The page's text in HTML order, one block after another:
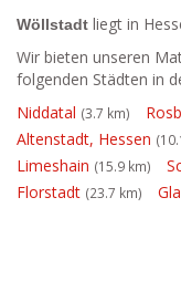
Wöllstadt liegt in
Wir bieten unseren
folgenden Städten in
Niddatal (3.7 km)
Altenstadt, Hessen
Limeshain (15.9 km)
Florstadt (23.7 km)